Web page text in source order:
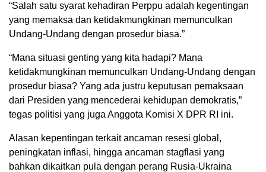
“Salah satu syarat kehadiran Perppu adalah kegentingan
yang memaksa dan ketidakmungkinan memunculkan
Undang-Undang dengan prosedur biasa.”
“Mana situasi genting yang kita hadapi? Mana
ketidakmungkinan memunculkan Undang-Undang dengan
prosedur biasa? Yang ada justru keputusan pemaksaan
dari Presiden yang mencederai kehidupan demokratis,”
tegas politisi yang juga Anggota Komisi X DPR RI ini.
Alasan kepentingan terkait ancaman resesi global,
peningkatan inflasi, hingga ancaman stagflasi yang
bahkan dikaitkan pula dengan perang Rusia-Ukraina